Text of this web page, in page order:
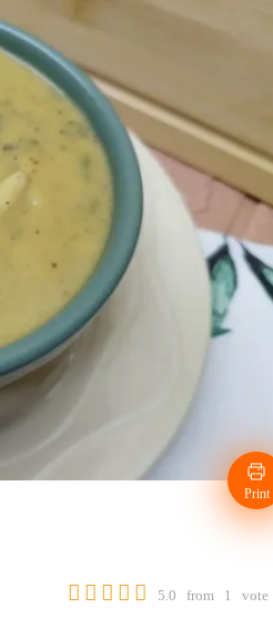
Print
5.0 from 1 vote